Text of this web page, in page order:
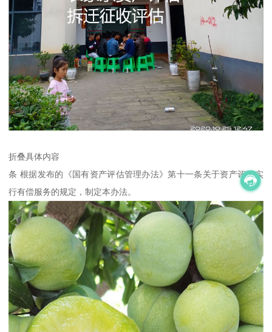
折叠具体内容
条 根据发布的《国有资产评估管理办法》第十一条关于资产评估实
行有偿服务的规定，制定本办法。